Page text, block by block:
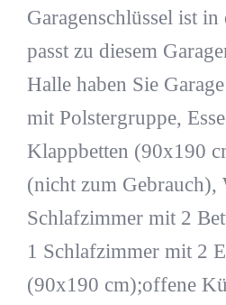
Garagenschlüssel ist
passt zu diesem
Halle haben Sie
mit Polstergruppe,
Klappbetten (90x190
(nicht zum Gebrauch),
Schlafzimmer mit 2
1 Schlafzimmer mit 2
(90x190 cm);offene